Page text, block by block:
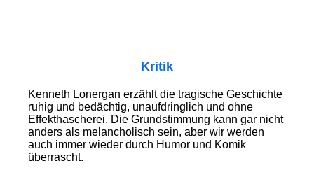
Kritik
Kenneth Lonergan erzählt die tragische Geschichte
ruhig und bedächtig, unaufdringlich und ohne
Effekthascherei. Die Grundstimmung kann gar nicht
anders als melan­cho­lisch sein, aber wir werden
auch immer wieder durch Humor und Komik
überrascht.